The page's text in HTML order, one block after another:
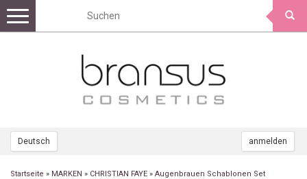
Deutsch anmelden
Toggle
navigation
Startseite » MARKEN » CHRISTIAN FAYE » Augenbrauen Schablonen Set